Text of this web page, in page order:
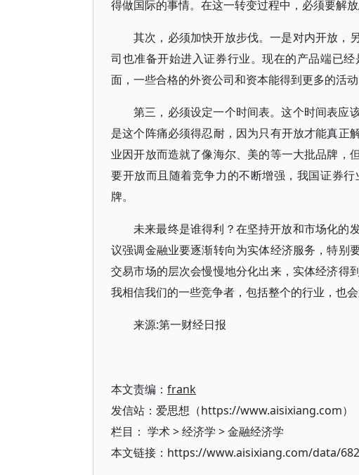
得做国际的事情。在这一转变过程中，必须要解放
其次，必须加快开放步伐。一是对内开放，
司也准备开始进入证券行业。现在的产品端已
面，一些合格的外资公司和资本能得到更多的活
第三，必须设定一个时间表。这个时间表应
是这个阵痛必须得忍耐，因为只有开放才能真正
业因开放而造就了像海尔、美的等一大批品牌，
要开放而且随着竞争力的不断增强，我国证券
牌。
未来最终是谁得利？在坚持开放和市场化的
议强调金融业要逐渐转向为实体经济服务，特别
交易市场的层次会慢慢地分化出来，实体经济得
我相信我们的一些竞争者，包括整个的行业，也
来源:第一财经日报
本文责编： frank
发信站：爱思想（https://www.aisixiang.com）
栏目： 学术>经济学 >金融经济学
本文链接：https://www.aisixiang.com/data/